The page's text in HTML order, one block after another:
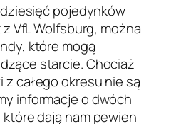
pojedynków
VfL Wolfsburg, można
które mogą
starcie. Chociaż
całego okresu nie są
informacje o dwóch
dają nam pewien